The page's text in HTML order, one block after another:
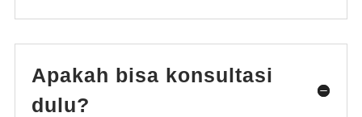
Apakah bisa konsultasi
dulu?